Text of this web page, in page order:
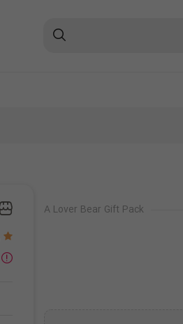
A Lover Bear Gift Pack